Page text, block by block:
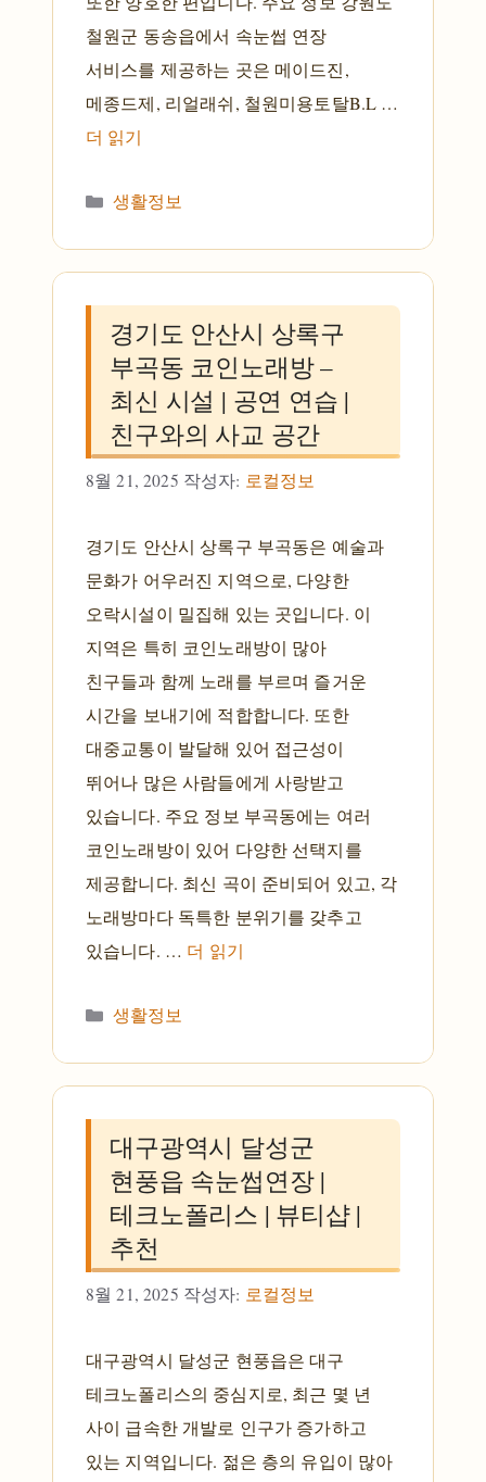
철원군 동송읍에서 속눈썹 연장
서비스를 제공하는 곳은 메이드진,
메종드제, 리얼래쉬, 철원미용토탈B.L …
더 읽기
카테고리
생활정보
경기도 안산시 상록구
부곡동 코인노래방 –
최신 시설 | 공연 연습 |
친구와의 사교 공간
8월 21, 2025 작성자: 로컬정보
경기도 안산시 상록구 부곡동은 예술과
문화가 어우러진 지역으로, 다양한
오락시설이 밀집해 있는 곳입니다. 이
지역은 특히 코인노래방이 많아
친구들과 함께 노래를 부르며 즐거운
시간을 보내기에 적합합니다. 또한
대중교통이 발달해 있어 접근성이
뛰어나 많은 사람들에게 사랑받고
있습니다. 주요 정보 부곡동에는 여러
코인노래방이 있어 다양한 선택지를
제공합니다. 최신 곡이 준비되어 있고, 각
노래방마다 독특한 분위기를 갖추고
있습니다. … 더 읽기
카테고리
생활정보
대구광역시 달성군
현풍읍 속눈썹연장 |
테크노폴리스 | 뷰티샵 |
추천
8월 21, 2025 작성자: 로컬정보
대구광역시 달성군 현풍읍은 대구
테크노폴리스의 중심지로, 최근 몇 년
사이 급속한 개발로 인구가 증가하고
있는 지역입니다. 젊은 층의 유입이 많아